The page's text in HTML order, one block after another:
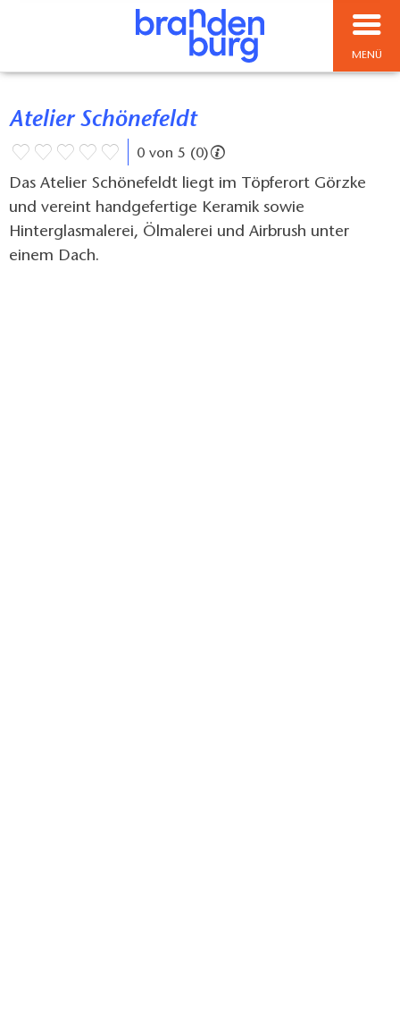
MENÜ
Atelier Schönefeldt
0 von 5 (0)
Das Atelier Schönefeldt liegt im Töpferort Görzke
und vereint handgefertige Keramik sowie
Hinterglasmalerei, Ölmalerei und Airbrush unter
einem Dach.